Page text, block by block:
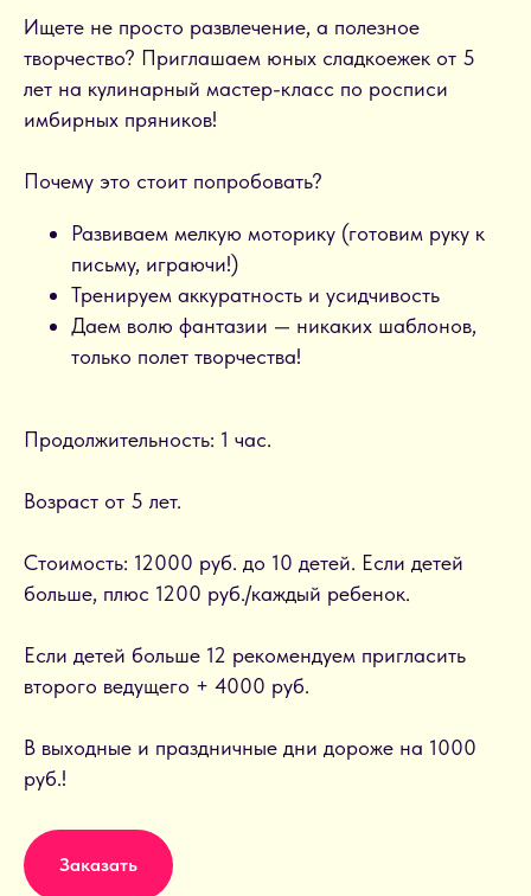
Ищете не просто развлечение, а полезное
творчество? Приглашаем юных сладкоежек от 5
лет на кулинарный мастер-класс по росписи
имбирных пряников!
Почему это стоит попробовать?
Развиваем мелкую моторику (готовим руку к
письму, играючи!)
Тренируем аккуратность и усидчивость
Даем волю фантазии — никаких шаблонов,
только полет творчества!
Продолжительность: 1 час.
Возраст от 5 лет.
Стоимость: 12000 руб. до 10 детей. Если детей
больше, плюс 1200 руб./каждый ребенок.
Если детей больше 12 рекомендуем пригласить
второго ведущего + 4000 руб.
В выходные и праздничные дни дороже на 1000
руб.!
Заказать